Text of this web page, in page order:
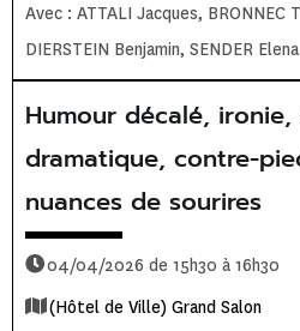
Avec : ATTALI Jacques, BRONNEC
DIERSTEIN Benjamin, SENDER Elena
Humour décalé,
dramatique, contre-
nuances de sourires
04/04/2026 de 15h30 à 16h30
(Hôtel de Ville) Grand Salon